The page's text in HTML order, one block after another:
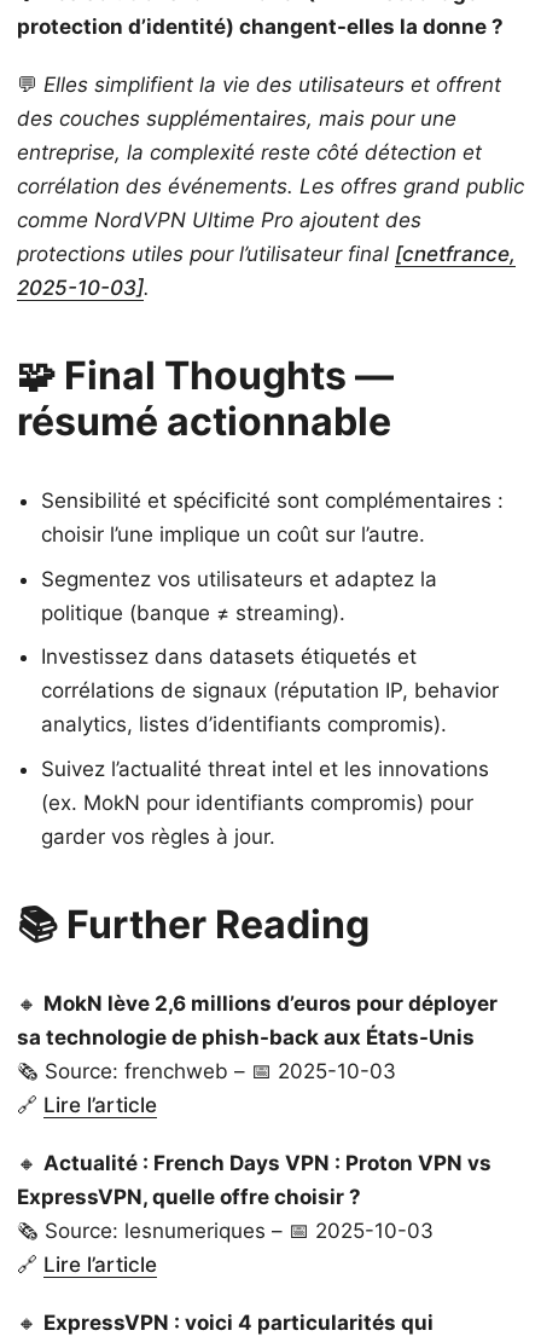
protection d’identité) changent-elles la donne ?
💬 Elles simplifient la vie des utilisateurs et offrent
des couches supplémentaires, mais pour une
entreprise, la complexité reste côté détection et
corrélation des événements. Les offres grand public
comme NordVPN Ultime Pro ajoutent des
protections utiles pour l’utilisateur final [cnetfrance,
2025-10-03].
🧩 Final Thoughts —
résumé actionnable
Sensibilité et spécificité sont complémentaires :
choisir l’une implique un coût sur l’autre.
Segmentez vos utilisateurs et adaptez la
politique (banque ≠ streaming).
Investissez dans datasets étiquetés et
corrélations de signaux (réputation IP, behavior
analytics, listes d’identifiants compromis).
Suivez l’actualité threat intel et les innovations
(ex. MokN pour identifiants compromis) pour
garder vos règles à jour.
📚 Further Reading
🔸 MokN lève 2,6 millions d’euros pour déployer
sa technologie de phish-back aux États-Unis
🗞️ Source: frenchweb – 📅 2025-10-03
🔗 Lire l’article
🔸 Actualité : French Days VPN : Proton VPN vs
ExpressVPN, quelle offre choisir ?
🗞️ Source: lesnumeriques – 📅 2025-10-03
🔗 Lire l’article
🔸 ExpressVPN : voici 4 particularités qui